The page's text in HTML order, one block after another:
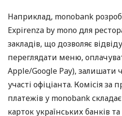
Наприклад, monobank
Expirenza by mono для
закладів, що дозволяє
переглядати меню,
Apple/Google Pay), залишати
участі офіціанта. Комісія
платежів у monobank
карток українських банків